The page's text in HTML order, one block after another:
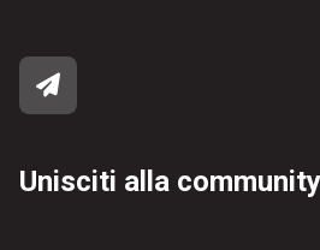
Unisciti alla